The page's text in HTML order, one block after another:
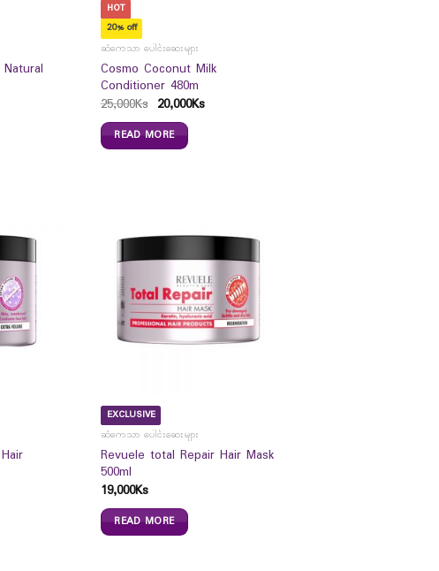
HOT
20% off
ဆံကေသာ ပေါင်းဆေးများ
Cosmo Coconut Milk
Conditioner 480m
25,000Ks 20,000Ks
READ MORE
EXCLUSIVE
ဆံကေသာ ပေါင်းဆေးများ
Revuele total Repair Hair Mask
500ml
19,000Ks
READ MORE